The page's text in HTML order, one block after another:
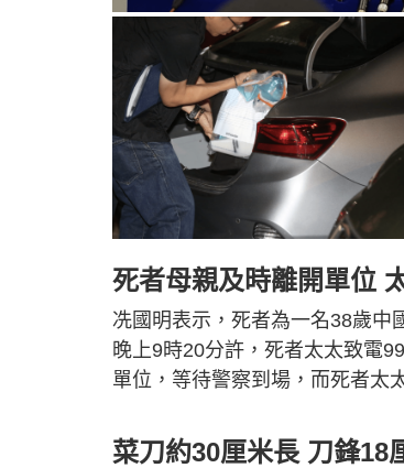
死者母親及時離開單位
冼國明表示，死者為一名38歲中
晚上9時20分許，死者太太致電
單位，等待警察到場，而死者太
菜刀約30厘米長 刀鋒18